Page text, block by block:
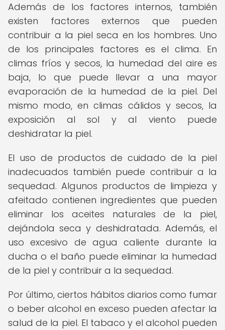
Además de los factores internos, también
existen factores externos que pueden
contribuir a la piel seca en los hombres. Uno
de los principales factores es el clima. En
climas fríos y secos, la humedad del aire es
baja, lo que puede llevar a una mayor
evaporación de la humedad de la piel. Del
mismo modo, en climas cálidos y secos, la
exposición al sol y al viento puede
deshidratar la piel.
El uso de productos de cuidado de la piel
inadecuados también puede contribuir a la
sequedad. Algunos productos de limpieza y
afeitado contienen ingredientes que pueden
eliminar los aceites naturales de la piel,
dejándola seca y deshidratada. Además, el
uso excesivo de agua caliente durante la
ducha o el baño puede eliminar la humedad
de la piel y contribuir a la sequedad.
Por último, ciertos hábitos diarios como fumar
o beber alcohol en exceso pueden afectar la
salud de la piel. El tabaco y el alcohol pueden